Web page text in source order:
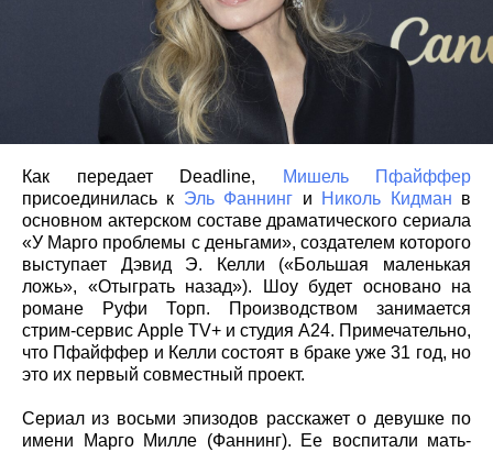
Как передает Deadline,
Мишель Пфайффер
присоединилась к Эль Фаннинг и Николь Кидман в
основном актерском составе драматического сериала
«У Марго проблемы с деньгами», создателем которого
выступает Дэвид Э. Келли («Большая маленькая
ложь», «Отыграть назад»). Шоу будет основано на
романе Руфи Торп. Производством занимается
стрим-сервис Apple TV+ и студия A24. Примечательно,
что Пфайффер и Келли состоят в браке уже 31 год, но
это их первый совместный проект.
Сериал из восьми эпизодов расскажет о девушке по
имени Марго Милле (Фаннинг). Ее воспитали мать-